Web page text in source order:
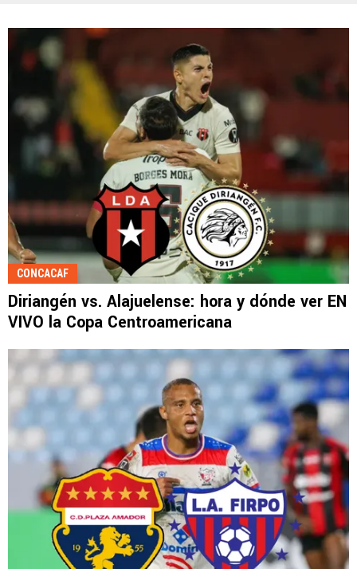
CONCACAF
Diriangén vs. Alajuelense: hora y dónde ver EN
VIVO la Copa Centroamericana